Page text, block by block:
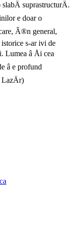
suprastructurÄ.
e doar o
Ã®n general,
s-ar ivi de
â Åi cea
e profund